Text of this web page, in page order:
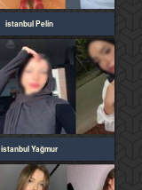
istanbul Pelin
istanbul Yağmur